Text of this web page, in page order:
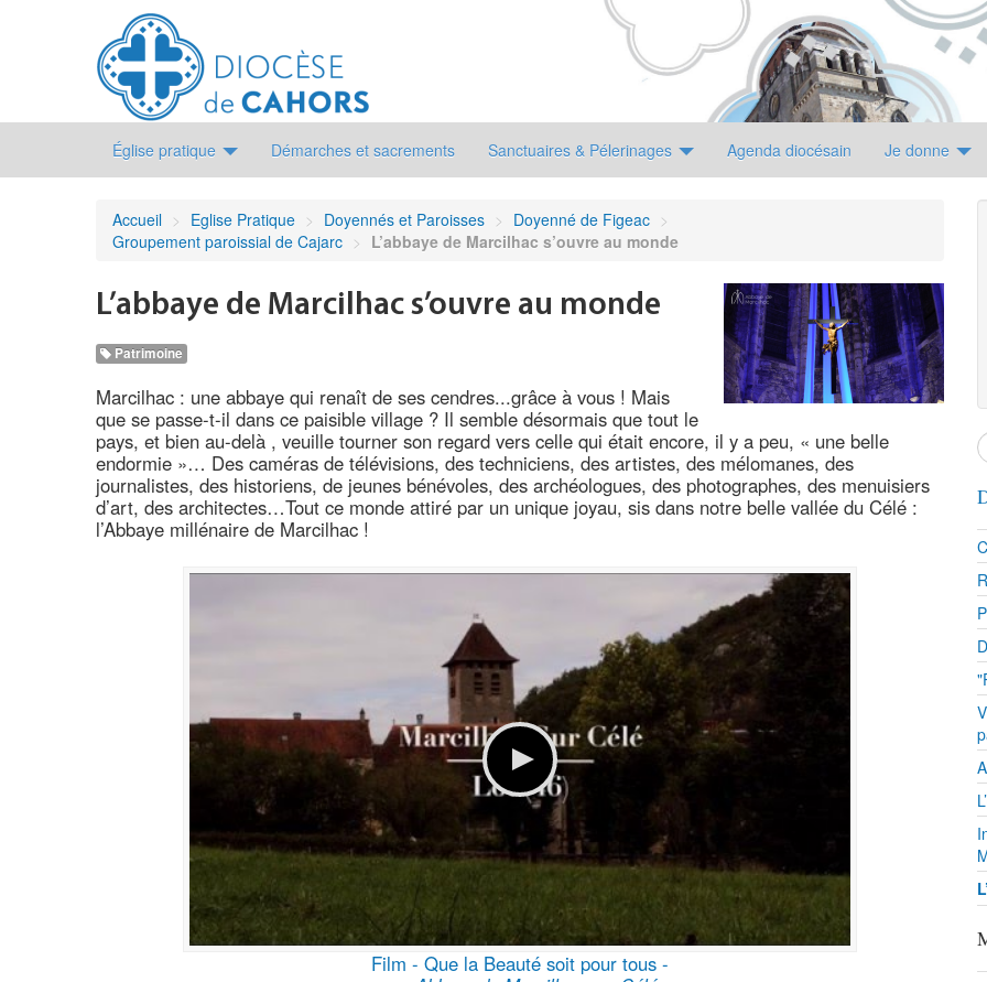
Église pratique Démarches et sacrements Sanctuaires & Pélerinages Agenda diocésain Je donne
Accueil > Eglise Pratique > Doyennés et Paroisses > Doyenné de Figeac >
Groupement paroissial de Cajarc > L’abbaye de Marcilhac s’ouvre au monde
L’abbaye de Marcilhac s’ouvre au monde
Patrimoine
Marcilhac : une abbaye qui renaît de ses cendres...grâce à vous ! Mais
que se passe-t-il dans ce paisible village ? Il semble désormais que tout le
pays, et bien au-delà , veuille tourner son regard vers celle qui était encore, il y a peu, « une belle
endormie »… Des caméras de télévisions, des techniciens, des artistes, des mélomanes, des
journalistes, des historiens, de jeunes bénévoles, des archéologues, des photographes, des menuisiers
d’art, des architectes…Tout ce monde attiré par un unique joyau, sis dans notre belle vallée du Célé :
l’Abbaye millénaire de Marcilhac !
Film - Que la Beauté soit pour tous -